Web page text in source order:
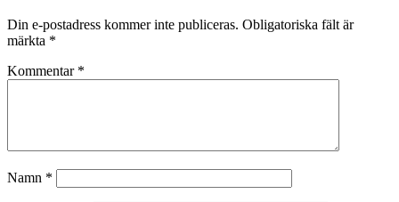
Din e-postadress kommer inte publiceras. Obligatoriska fält är
märkta *
Kommentar *
Namn *